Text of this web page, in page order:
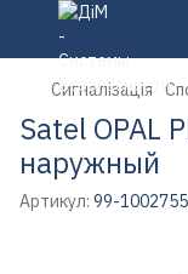
Сигналізація
Satel OPAL
наружный
Артикул: 99-